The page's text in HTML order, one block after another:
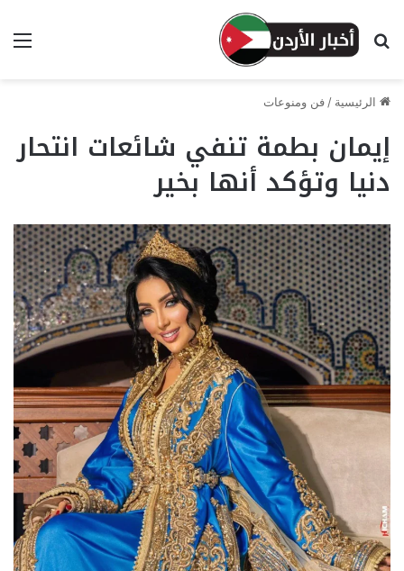
بحث عن
الرئيسية / فن ومنوعات
إيمان بطمة تنفي شائعات انتحار
دنيا وتؤكد أنها بخير